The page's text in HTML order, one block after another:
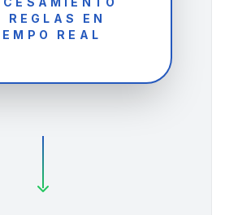
REGLAS EN
REAL